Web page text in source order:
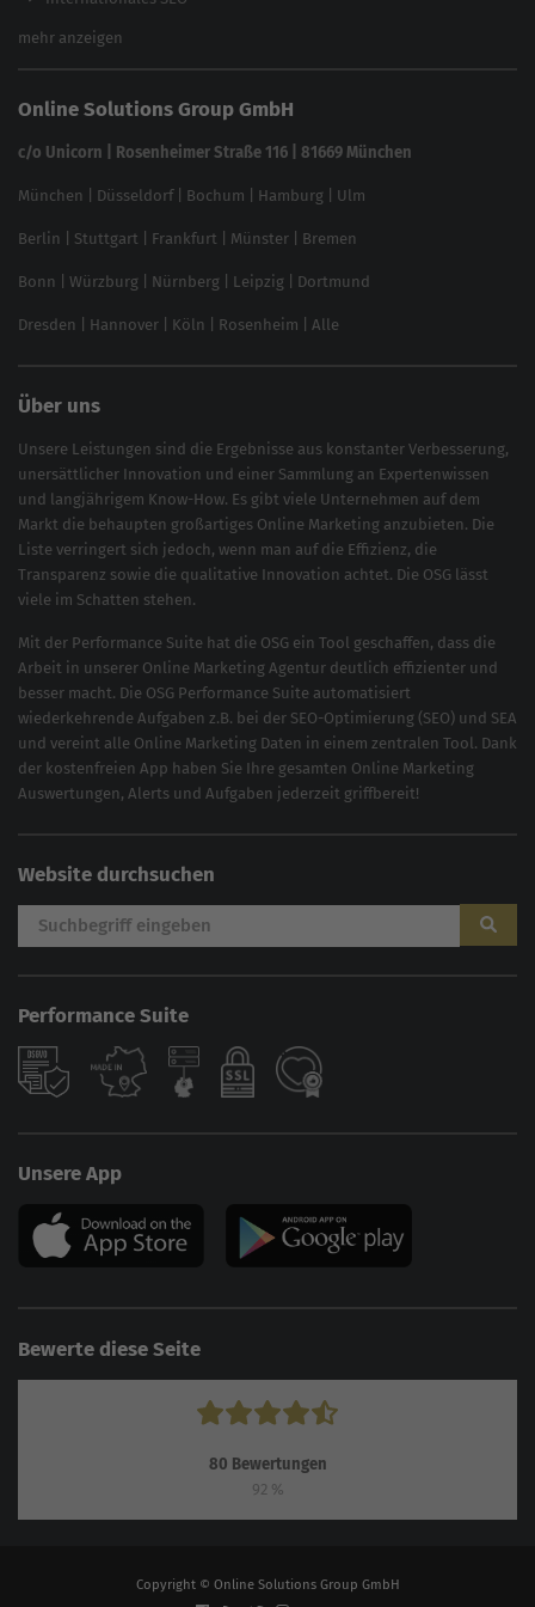
Website SEO Check
feed2content.ai
eCommerce SEO
In ChatGPT gefunden werden
Linkbuilding 2025
Local SEO
SEO für Online Shops
Brand Monitoring 2025
mehr anzeigen
Online Solutions Group GmbH
c/o Unicorn | Rosenheimer Straße 116 | 81669 München
München Düsseldorf| Bochum Hamburg Ulm
Berlin Stuttgart Frankfurt Münster Bremen
Bonn Würzburg Nürnberg Leipzig Dortmund
Dresden Hannover Köln Rosenheim Alle
Über uns
Unsere Leistungen sind die Ergebnisse aus konstanter Verbesserung,
unersättlicher Innovation und einer Sammlung an Expertenwissen
und langjährigem Know-How. Es gibt viele Unternehmen auf dem
Markt die behaupten großartiges Online Marketing anzubieten. Die
Liste verringert sich jedoch, wenn man auf die Effizienz, die
Transparenz sowie die qualitative Innovation achtet. Die OSG lässt
viele im Schatten stehen.
Mit der Performance Suite hat die OSG ein Tool geschaffen, dass die
Arbeit in unserer Online Marketing Agentur deutlich effizienter und
besser macht. Die OSG Performance Suite automatisiert
wiederkehrende Aufgaben z.B. bei der SEO-Optimierung (SEO) und SEA
und vereint alle Online Marketing Daten in einem zentralen Tool. Dank
der kostenfreien App haben Sie Ihre gesamten Online Marketing
Auswertungen, Alerts und Aufgaben jederzeit griffbereit!
Website durchsuchen
Performance Suite
Unsere App
Bewerte diese Seite
80 Bewertungen
92 %
Copyright © Online Solutions Group GmbH